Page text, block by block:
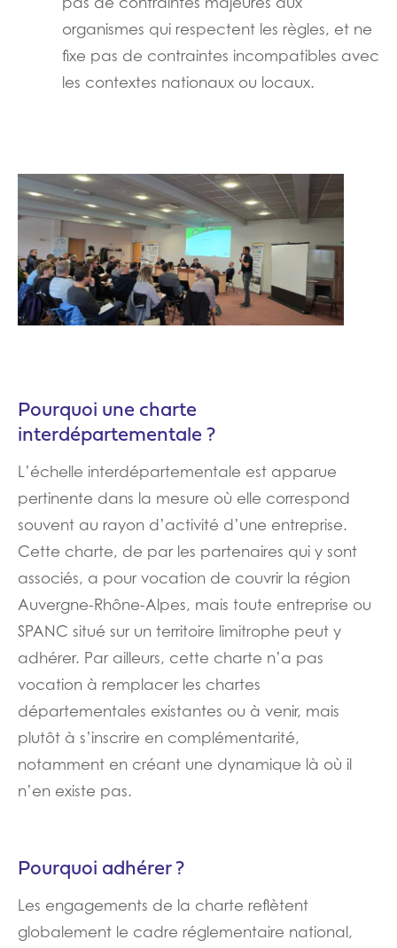
organismes qui respectent les règles, et ne
fixe pas de contraintes incompatibles avec
les contextes nationaux ou locaux.
Pourquoi une charte
interdépartementale ?
L’échelle interdépartementale est apparue
pertinente dans la mesure où elle correspond
souvent au rayon d’activité d’une entreprise.
Cette charte, de par les partenaires qui y sont
associés, a pour vocation de couvrir la région
Auvergne-Rhône-Alpes, mais toute entreprise ou
SPANC situé sur un territoire limitrophe peut y
adhérer. Par ailleurs, cette charte n’a pas
vocation à remplacer les chartes
départementales existantes ou à venir, mais
plutôt à s’inscrire en complémentarité,
notamment en créant une dynamique là où il
n’en existe pas.
Pourquoi adhérer ?
Les engagements de la charte reflètent
globalement le cadre réglementaire national,